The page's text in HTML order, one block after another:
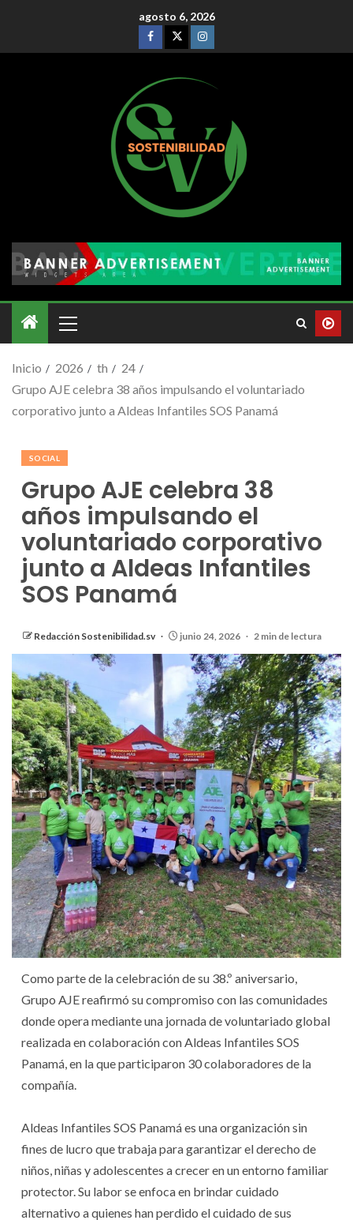
agosto 6, 2026
Inicio 2026 th
24
Grupo AJE celebra 38 años impulsando el voluntariado
corporativo junto a Aldeas Infantiles SOS Panamá
SOCIAL
Grupo AJE celebra 38
años impulsando el
voluntariado corporativo
junto a Aldeas Infantiles
SOS Panamá
Redacción Sostenibilidad.sv junio 24, 2026 2 min de lectura
Como parte de la celebración de su 38.º aniversario,
Grupo AJE reafirmó su compromiso con las comunidades
donde opera mediante una jornada de voluntariado global
realizada en colaboración con Aldeas Infantiles SOS
Panamá, en la que participaron 30 colaboradores de la
compañía.
Aldeas Infantiles SOS Panamá es una organización sin
fines de lucro que trabaja para garantizar el derecho de
niños, niñas y adolescentes a crecer en un entorno familiar
protector. Su labor se enfoca en brindar cuidado
alternativo a quienes han perdido el cuidado de sus